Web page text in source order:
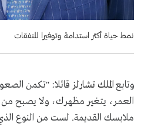
نمط حياة أكثر استدامة وتوفيرا للنفقات
وتابعالملك تشارلز قائلا: "تكمن
العمر، يتغير مظهرك، ولا يصبح من
ملابسك القديمة. لست من النوع